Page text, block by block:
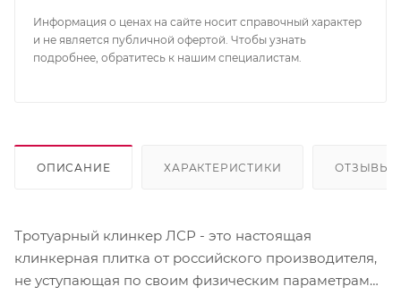
Информация о ценах на сайте носит справочный характер
и не является публичной офертой. Чтобы узнать
подробнее, обратитесь к нашим специалистам.
ОПИСАНИЕ ХАРАКТЕРИСТИКИ ОТЗЫВЫ
Тротуарный клинкер ЛСР - это настоящая
клинкерная плитка от российского производителя,
не уступающая по своим физическим параметрам